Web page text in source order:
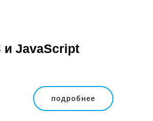
и JavaScript
подробнее